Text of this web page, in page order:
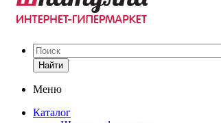
Найти
Меню
Каталог